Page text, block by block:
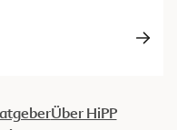
Über HiPP